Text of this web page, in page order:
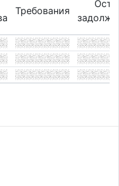
Требования